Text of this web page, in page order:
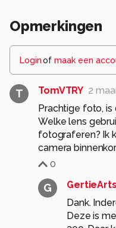
Opmerkingen
Loginof maak een
T TomVTRY 2
Prachtige foto,
Welke lens
fotograferen? Ik
camera
0
G GertieArts
Dank.
Deze is